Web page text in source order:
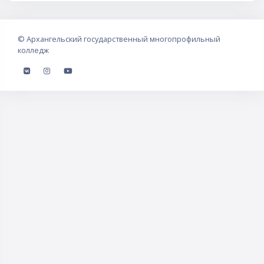
© Архангельский государственный многопрофильный
колледж